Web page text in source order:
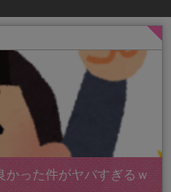
かった件がヤバすぎるｗ